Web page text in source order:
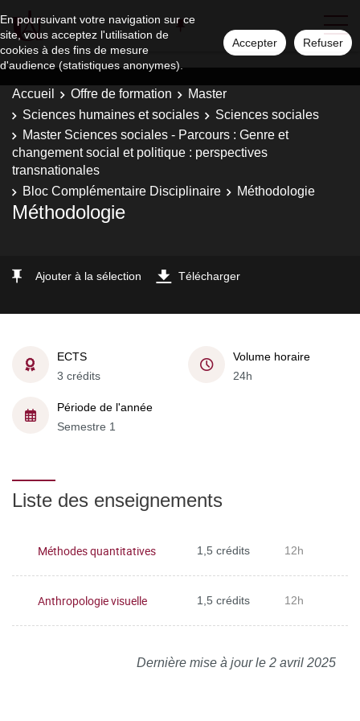
En poursuivant votre navigation sur ce
site, vous acceptez l'utilisation de
cookies à des fins de mesure
d'audience (statistiques anonymes).
Accepter Refuser
Accueil Offre de formation
Master
Sciences humaines et sociales
Sciences sociales
Master Sciences sociales - Parcours : Genre et
changement social et politique : perspectives
transnationales
Bloc Complémentaire Disciplinaire
Méthodologie
Méthodologie
Ajouter à la sélection Télécharger
ECTS
3 crédits
Volume horaire
24h
Période de l'année
Semestre 1
Liste des enseignements
Méthodes quantitatives 1,5 crédits 12h
Anthropologie visuelle 1,5 crédits 12h
Dernière mise à jour le 2 avril 2025